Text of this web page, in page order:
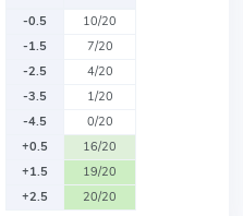
-0.5
10/20
-1.5
7/20
-2.5
4/20
-3.5
1/20
-4.5
0/20
+0.5
16/20
+1.5
19/20
+2.5
20/20